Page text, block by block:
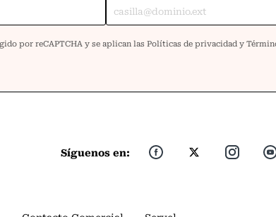
Síguenos en: